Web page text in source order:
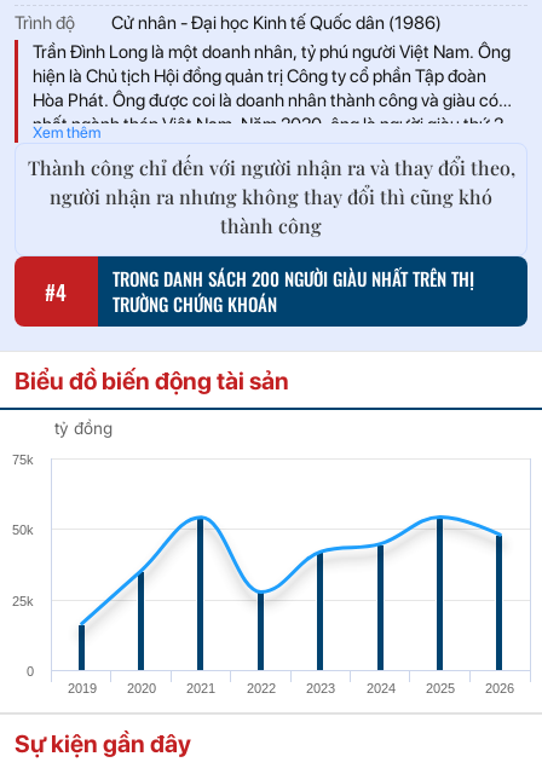
Trình độ
Cử nhân - Đại học Kinh tế Quốc dân (1986)
Trần Đình Long là một doanh nhân, tỷ phú người Việt Nam. Ông
hiện là Chủ tịch Hội đồng quản trị Công ty cổ phần Tập đoàn
Hòa Phát. Ông được coi là doanh nhân thành công và giàu có
nhất ngành thép Việt Nam. Năm 2020, ông là người giàu thứ 2
Xem thêm
Thành công chỉ đến với người nhận ra và thay đổi theo,
người nhận ra nhưng không thay đổi thì cũng khó
thành công
#4
TRONG DANH SÁCH 200 NGƯỜI GIÀU NHẤT TRÊN THỊ
TRƯỜNG CHỨNG KHOÁN
Biểu đồ biến động tài sản
tỷ đồng
2019 2020 2021 2022 2023 2024 2025 2026
0
25k
50k
75k
Sự kiện gần đây